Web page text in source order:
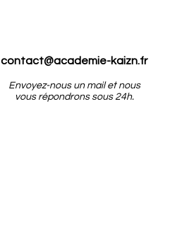
contact@academie-kaizn.fr
Envoyez-nous un mail et nous
vous répondrons sous 24h.